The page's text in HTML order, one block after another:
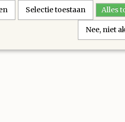
Selectie toestaan Alles
Nee, niet